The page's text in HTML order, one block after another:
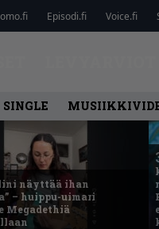
Episodi.fi Voice.fi
SINGLE
näyttää ihan
– huippu-uimari
Megadethiä